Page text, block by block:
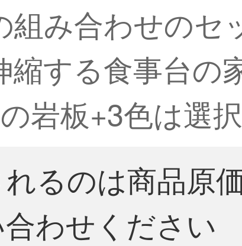
組み合わせのセ
縮する食事台の
岩板+3色は選択
るのは商品原
わせください